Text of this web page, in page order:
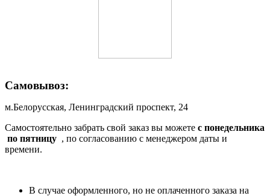
Самовывоз:
м.Белорусская, Ленинградский проспект, 24
Самостоятельно забрать свой заказ вы можете c понедельника
по пятницу , по согласованию с менеджером даты и
времени.
В случае оформленного, но не оплаченного заказа на